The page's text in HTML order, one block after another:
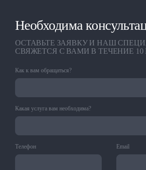
Необходима
ОСТАВЬТЕ ЗАЯВКУ И НАШ
СВЯЖЕТСЯ С ВАМИ В ТЕЧЕНИЕ
Как к вам обращаться?
Какая услуга вам необходима?
Телефон Email